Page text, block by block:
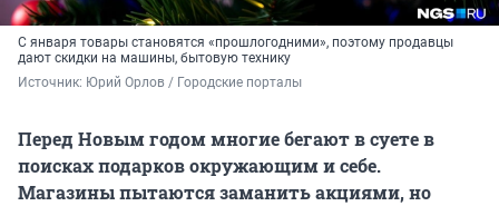
С января товары становятся «прошлогодними», поэтому продавцы
дают скидки на машины, бытовую технику
Источник: Юрий Орлов / Городские порталы
Перед Новым годом многие бегают в суете в
поисках подарков окружающим и себе.
Магазины пытаются заманить акциями, но